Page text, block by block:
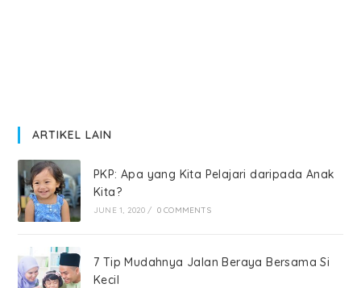
ARTIKEL LAIN
PKP: Apa yang Kita Pelajari daripada Anak
Kita?
JUNE 1, 2020 / 0 COMMENTS
7 Tip Mudahnya Jalan Beraya Bersama Si
Kecil